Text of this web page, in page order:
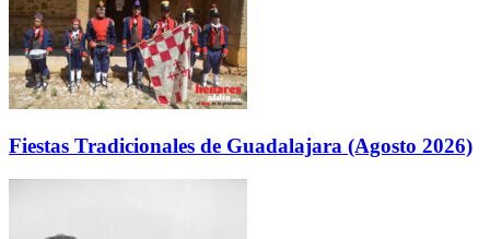
Fiestas Tradicionales de Guadalajara (Agosto 2026)